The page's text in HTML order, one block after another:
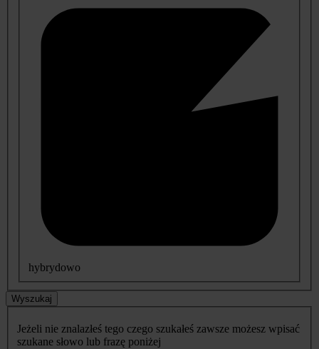
hybrydowo
Wyszukaj
Jeżeli nie znalazłeś tego czego szukałeś zawsze możesz wpisać
szukane słowo lub frazę poniżej